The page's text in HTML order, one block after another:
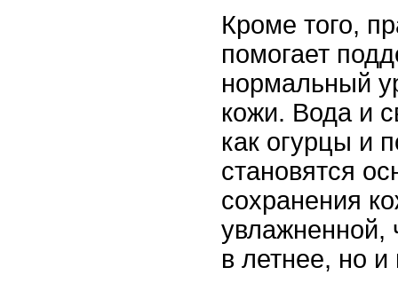
Кроме того,
помогает
нормальный
кожи. Вода и
как огурцы и
становятся
сохранения
увлажненной,
в летнее, но